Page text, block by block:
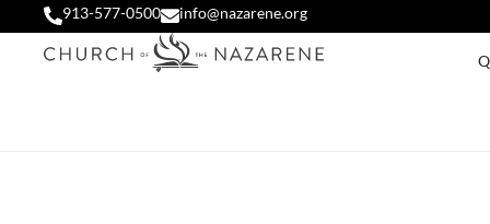
913-577-0500 info@nazarene.org